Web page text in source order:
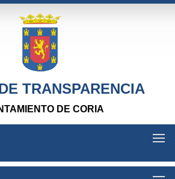
TRANSPARENCIA
DE CORIA